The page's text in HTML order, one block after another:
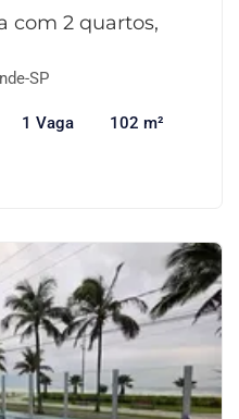
com 2 quartos,
SP
1 Vaga 102 m²